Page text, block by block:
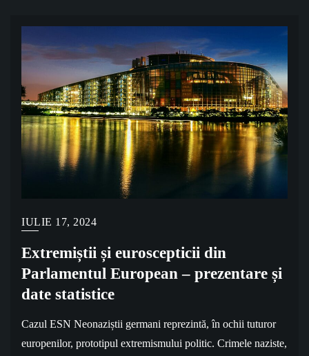
IULIE 17, 2024
Extremiștii și euroscepticii din
Parlamentul European – prezentare și
date statistice
Cazul ESN Neonaziștii germani reprezintă, în ochii tuturor
europenilor, prototipul extremismului politic. Crimele naziste,